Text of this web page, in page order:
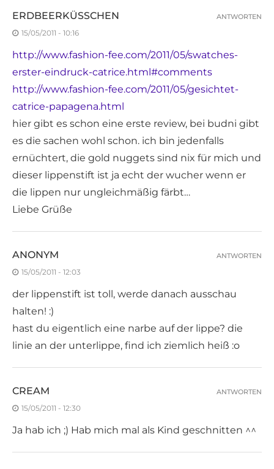
ERDBEERKÜSSCHEN
15/05/2011 - 10:16
http://www.fashion-fee.com/2011/05/swatches-
erster-eindruck-catrice.html#comments
http://www.fashion-fee.com/2011/05/gesichtet-
catrice-papagena.html
hier gibt es schon eine erste review, bei budni gibt
es die sachen wohl schon. ich bin jedenfalls
ernüchtert, die gold nuggets sind nix für mich und
dieser lippenstift ist ja echt der wucher wenn er
die lippen nur ungleichmäßig färbt…
Liebe Grüße
ANTWORTEN
ANONYM
15/05/2011 - 12:03
der lippenstift ist toll, werde danach ausschau
halten! :)
hast du eigentlich eine narbe auf der lippe? die
linie an der unterlippe, find ich ziemlich heiß :o
ANTWORTEN
CREAM
15/05/2011 - 12:30
Ja hab ich ;) Hab mich mal als Kind geschnitten ^^
ANTWORTEN